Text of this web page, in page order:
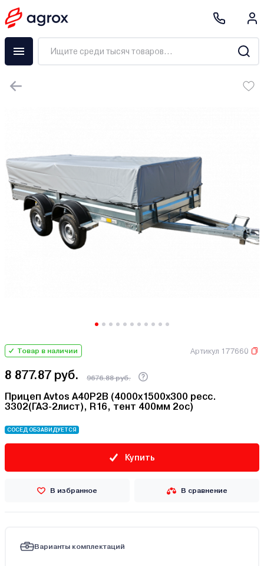
Товар в наличии Артикул 177660
8 877.87 руб. 9676.88 руб.
Прицеп Avtos A40P2B (4000х1500х300 ресс.
3302(ГАЗ-2лист), R16, тент 400мм 2ос)
СОСЕД ОБЗАВИДУЕТСЯ
Купить
В избранное В сравнение
Варианты комплектаций